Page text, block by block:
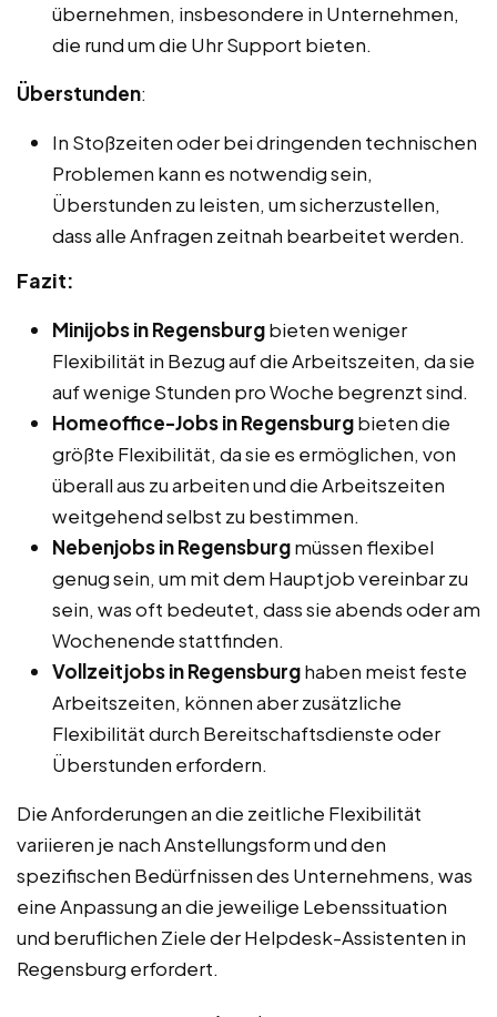
übernehmen, insbesondere in Unternehmen,
die rund um die Uhr Support bieten.
Überstunden:
In Stoßzeiten oder bei dringenden technischen
Problemen kann es notwendig sein,
Überstunden zu leisten, um sicherzustellen,
dass alle Anfragen zeitnah bearbeitet werden.
Fazit:
Minijobs in Regensburgbieten weniger
Flexibilität in Bezug auf die Arbeitszeiten, da sie
auf wenige Stunden pro Woche begrenzt sind.
Homeoffice-Jobs in Regensburgbieten die
größte Flexibilität, da sie es ermöglichen, von
überall aus zu arbeiten und die Arbeitszeiten
weitgehend selbst zu bestimmen.
Nebenjobs in Regensburgmüssen flexibel
genug sein, um mit dem Hauptjob vereinbar zu
sein, was oft bedeutet, dass sie abends oder am
Wochenende stattfinden.
Vollzeitjobs in Regensburghaben meist feste
Arbeitszeiten, können aber zusätzliche
Flexibilität durch Bereitschaftsdienste oder
Überstunden erfordern.
Die Anforderungen an die zeitliche Flexibilität
variieren je nach Anstellungsform und den
spezifischen Bedürfnissen des Unternehmens, was
eine Anpassung an die jeweilige Lebenssituation
und beruflichen Ziele der Helpdesk-Assistenten in
Regensburg erfordert.